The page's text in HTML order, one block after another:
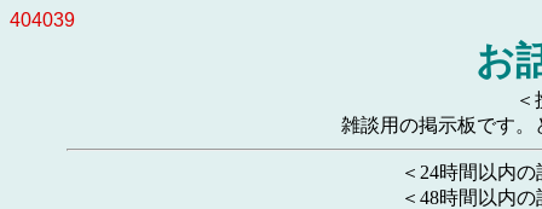
404039
お
雑談用の掲示板です
＜24時間以内
＜48時間以内